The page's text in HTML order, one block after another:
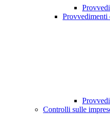
Provvedimenti
Controlli sulle